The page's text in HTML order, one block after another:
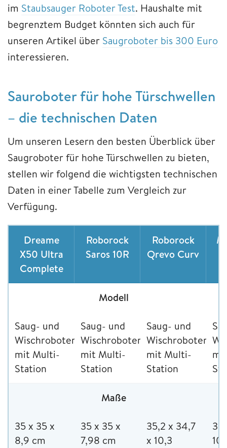
im Staubsauger Roboter Test. Haushalte mit
begrenztem Budget könnten sich auch für
unseren Artikel über Saugroboter bis 300 Euro
interessieren.
Sauroboter für hohe Türschwellen
– die technischen Daten
Um unseren Lesern den besten Überblick über
Saugroboter für hohe Türschwellen zu bieten,
stellen wir folgend die wichtigsten technischen
Daten in einer Tabelle zum Vergleich zur
Verfügung.
Dreame
X50 Ultra
Complete
Roborock
Saros 10R
Roborock
Qrevo Curv
Modell
Saug- und
Wischroboter
mit Multi-
Station
Saug- und
Wischroboter
mit Multi-
Station
Saug- und
Wischroboter
mit Multi-
Station
Maße
35 x 35 x
8,9 cm
35 x 35 x
7,98 cm
35,2 x 34,7
x 10,3
35